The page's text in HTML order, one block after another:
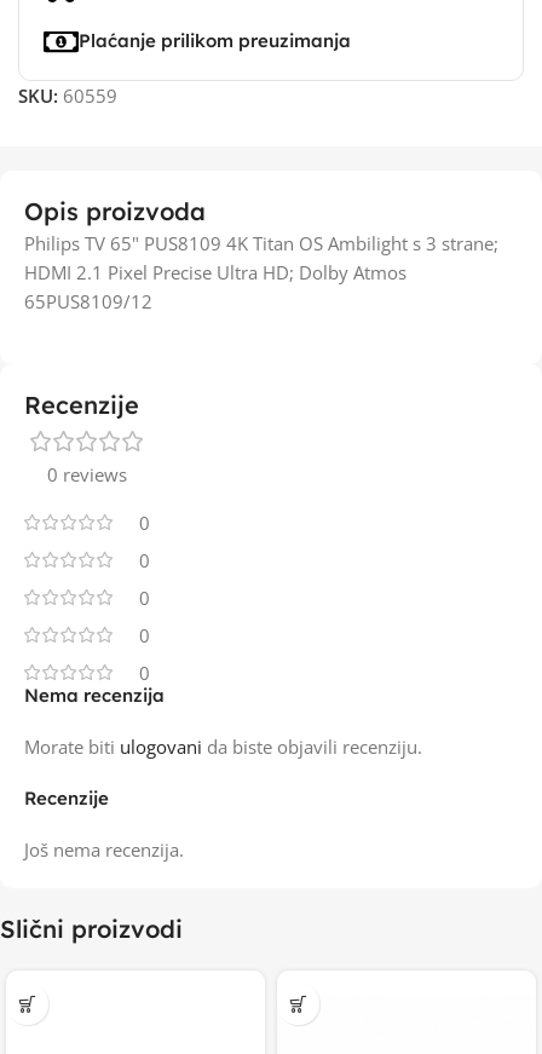
Plaćanje prilikom preuzimanja
SKU: 60559
Opis proizvoda
Philips TV 65" PUS8109 4K Titan OS Ambilight s 3 strane;
HDMI 2.1 Pixel Precise Ultra HD; Dolby Atmos
65PUS8109/12
Recenzije
0 reviews
0
0
0
0
0
Recenzije
Još nema recenzija.
Nema recenzija
Morate biti ulogovani da biste objavili recenziju.
Slični proizvodi